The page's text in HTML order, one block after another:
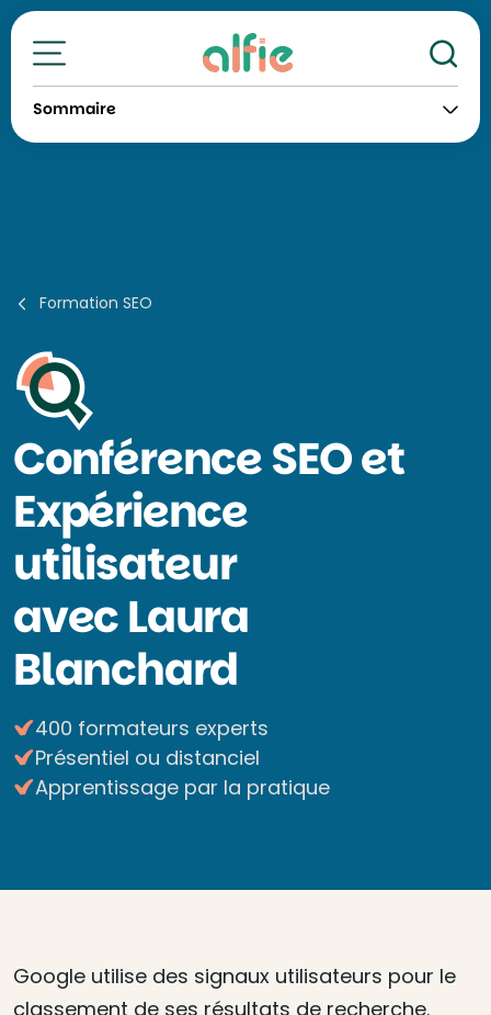
Toutes nos formations
Sommaire
Formation SEO
ConférenceSEO et
Expérience
utilisateur
avec Laura
Blanchard
400 formateurs experts
Présentiel ou distanciel
Apprentissage par la pratique
Google utilise des signaux utilisateurs pour le
classement de ses résultats de recherche.